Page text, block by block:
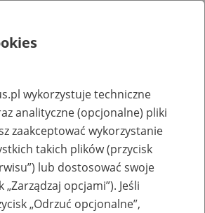
lub
zakładów pracy
wykorzystuje techniczne
analityczne (opcjonalne) pliki
zaakceptować wykorzystanie
takich plików (przycisk
lub dostosować swoje
„Zarządzaj opcjami”). Jeśli
„Odrzuć opcjonalne”,